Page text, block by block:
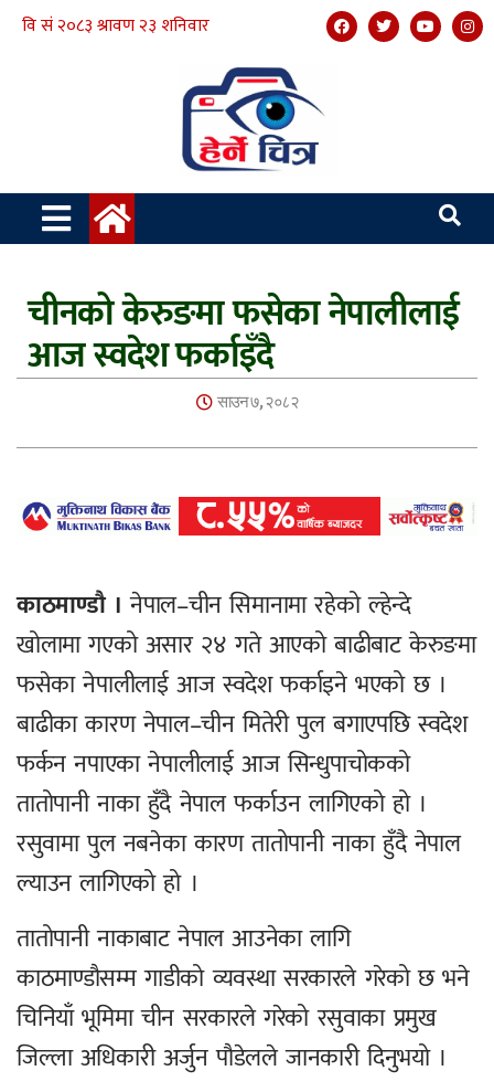
चीनको केरुङमा फसेका नेपालीलाई
आज स्वदेश फर्काइँदै
साउन ७, २०८२
काठमाण्डौ । नेपाल–चीन सिमानामा रहेको ल्हेन्दे
खोलामा गएको असार २४ गते आएको बाढीबाट केरुङमा
फसेका नेपालीलाई आज स्वदेश फर्काइने भएको छ ।
बाढीका कारण नेपाल–चीन मितेरी पुल बगाएपछि स्वदेश
फर्कन नपाएका नेपालीलाई आज सिन्धुपाचोकको
तातोपानी नाका हुँदै नेपाल फर्काउन लागिएको हो ।
रसुवामा पुल नबनेका कारण तातोपानी नाका हुँदै नेपाल
ल्याउन लागिएको हो ।
तातोपानी नाकाबाट नेपाल आउनेका लागि
काठमाण्डौसम्म गाडीको व्यवस्था सरकारले गरेको छ भने
चिनियाँ भूमिमा चीन सरकारले गरेको रसुवाका प्रमुख
जिल्ला अधिकारी अर्जुन पौडेलले जानकारी दिनुभयो ।